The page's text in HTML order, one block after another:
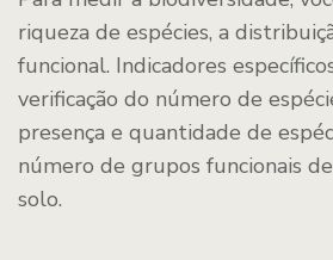
riqueza de espécies, a
funcional. Indicadores
verificação do número de
presença e quantidade de
número de grupos funcionais
solo.